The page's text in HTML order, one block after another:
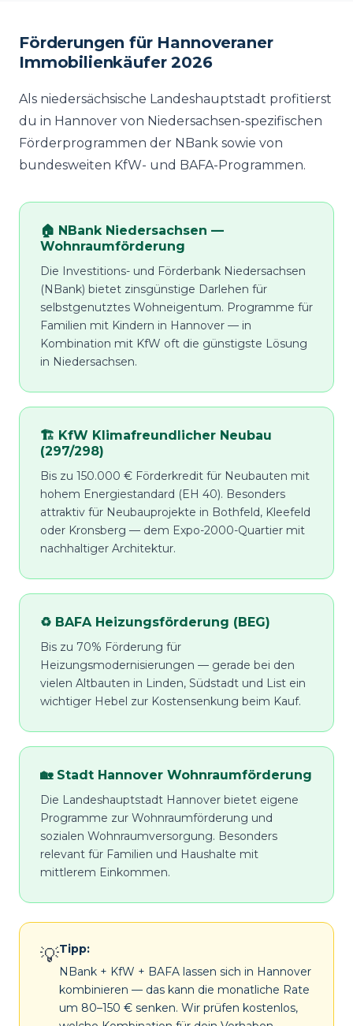
Förderungen für Hannoveraner
Immobilienkäufer 2026
Als niedersächsische Landeshauptstadt profitierst
du in Hannover von Niedersachsen-spezifischen
Förderprogrammen der NBank sowie von
bundesweiten KfW- und BAFA-Programmen.
🏠 NBank Niedersachsen —
Wohnraumförderung
Die Investitions- und Förderbank Niedersachsen
(NBank) bietet zinsgünstige Darlehen für
selbstgenutztes Wohneigentum. Programme für
Familien mit Kindern in Hannover — in
Kombination mit KfW oft die günstigste Lösung
in Niedersachsen.
🏗️ KfW Klimafreundlicher Neubau
(297/298)
Bis zu 150.000 € Förderkredit für Neubauten mit
hohem Energiestandard (EH 40). Besonders
attraktiv für Neubauprojekte in Bothfeld, Kleefeld
oder Kronsberg — dem Expo-2000-Quartier mit
nachhaltiger Architektur.
♻️ BAFA Heizungsförderung (BEG)
Bis zu 70% Förderung für
Heizungsmodernisierungen — gerade bei den
vielen Altbauten in Linden, Südstadt und List ein
wichtiger Hebel zur Kostensenkung beim Kauf.
🏡 Stadt Hannover Wohnraumförderung
Die Landeshauptstadt Hannover bietet eigene
Programme zur Wohnraumförderung und
sozialen Wohnraumversorgung. Besonders
relevant für Familien und Haushalte mit
mittlerem Einkommen.
💡Tipp:
NBank + KfW + BAFA lassen sich in Hannover
kombinieren — das kann die monatliche Rate
um 80–150 € senken. Wir prüfen kostenlos,